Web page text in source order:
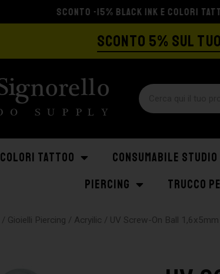
SCONTO 5% SUL
COLORI TATTOO CONSUMABILE STUDIO
PIERCING
TRUCCO
/ Gioielli Piercing / Acryilic / UV Screw-On Ball